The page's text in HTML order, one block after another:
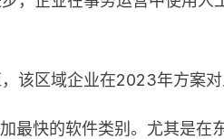
该区域企业在2023年方案
最快的软件类别。尤其是